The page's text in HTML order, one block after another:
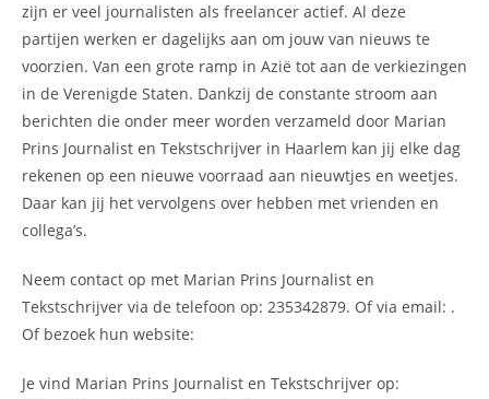
zijn er veel journalisten als freelancer actief. Al deze
partijen werken er dagelijks aan om jouw van nieuws te
voorzien. Van een grote ramp in Azië tot aan de verkiezingen
in de Verenigde Staten. Dankzij de constante stroom aan
berichten die onder meer worden verzameld door Marian
Prins Journalist en Tekstschrijver in Haarlem kan jij elke dag
rekenen op een nieuwe voorraad aan nieuwtjes en weetjes.
Daar kan jij het vervolgens over hebben met vrienden en
collega’s.
Neem contact op met Marian Prins Journalist en
Tekstschrijver via de telefoon op: 235342879. Of via email: .
Of bezoek hun website:
Je vind Marian Prins Journalist en Tekstschrijver op: